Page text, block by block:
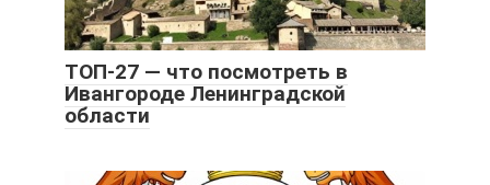
ТОП-27 — что посмотреть в
Ивангороде Ленинградской
области